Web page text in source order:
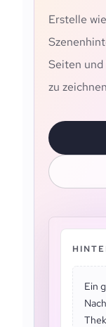
Erstelle
Seiten und
zu
Ein